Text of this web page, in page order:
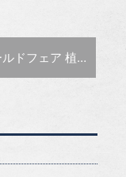
:フェア 植田機械